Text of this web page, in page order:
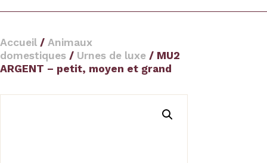
Accueil / Animaux
domestiques / Urnes de luxe / MU2
ARGENT – petit, moyen et grand